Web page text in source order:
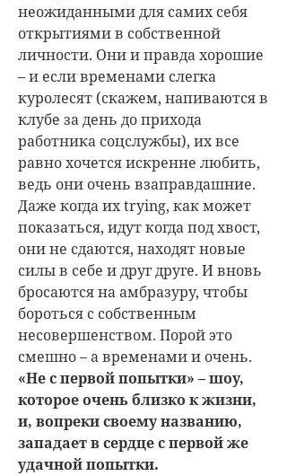
неожиданными для самих себя
открытиями в собственной
личности. Они и правда хорошие
– и если временами слегка
куролесят (скажем, напиваются в
клубе за день до прихода
работника соцслужбы), их все
равно хочется искренне любить,
ведь они очень взаправдашние.
Даже когда их trying, как может
показаться, идут когда под хвост,
они не сдаются, находят новые
силы в себе и друг друге. И вновь
бросаются на амбразуру, чтобы
бороться с собственным
несовершенством. Порой это
смешно – а временами и очень.
«Не с первой попытки» – шоу,
которое очень близко к жизни,
и, вопреки своему названию,
западает в сердце с первой же
удачной попытки.